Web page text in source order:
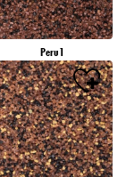
Peru1